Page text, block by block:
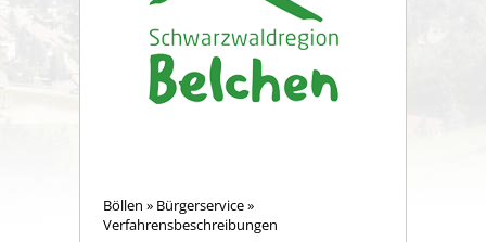
Böllen » Bürgerservice»
Verfahrensbeschreibungen